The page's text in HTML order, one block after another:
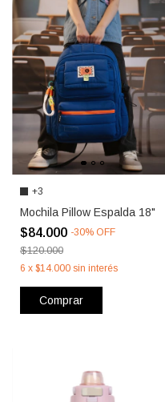
+3
Mochila Pillow Espalda 18"
$84.000 -30% OFF
$120.000
6 x $14.000 sin interés
Comprar